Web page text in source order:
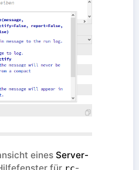
eines Server-